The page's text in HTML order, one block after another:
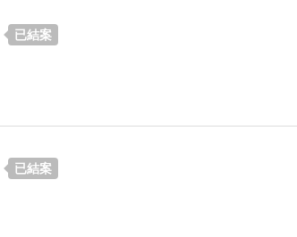
已結案
已結案